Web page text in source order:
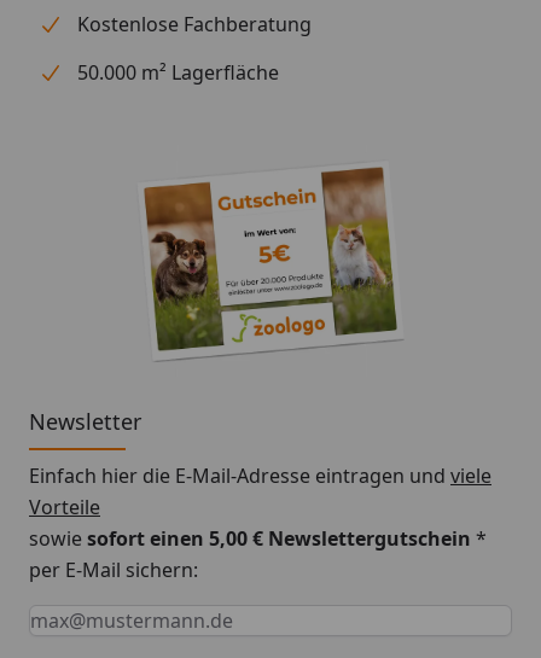
1 gestrichenen Teelöffel mit nur wenig Futter oder
= 4 x 10⁹ KBE Enterococcus faecium)
Kostenlose Fachberatung
50.000 m² Lagerfläche
Newsletter
Einfach hier die E-Mail-Adresse eintragen und viele
Vorteile
sowiesofort einen 5,00 € Newslettergutschein *
per E-Mail sichern:
Keine Eingabe erforderlich
Eingabe erforderlich
E-Mail *